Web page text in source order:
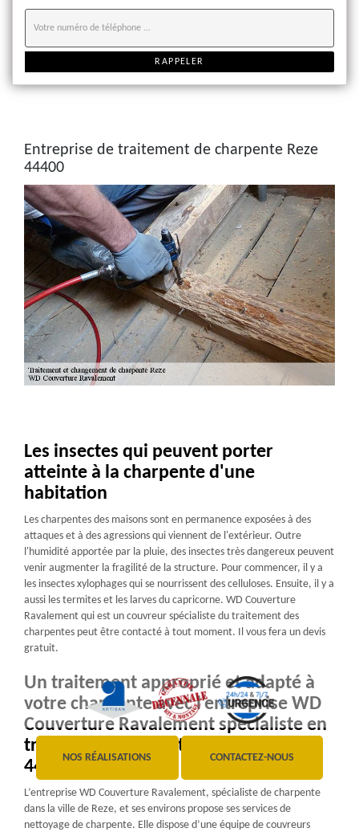
NOS RÉALISATIONS CONTACTEZ-NOUS
Entreprise de traitement de charpente Reze
44400
Les insectes qui peuvent porter
atteinte à la charpente d'une
habitation
Les charpentes des maisons sont en permanence exposées à des
attaques et à des agressions qui viennent de l'extérieur. Outre
l'humidité apportée par la pluie, des insectes très dangereux peuvent
venir augmenter la fragilité de la structure. Pour commencer, il y a
les insectes xylophages qui se nourrissent des celluloses. Ensuite, il y a
aussi les termites et les larves du capricorne. WD Couverture
Ravalement qui est un couvreur spécialiste du traitement des
charpentes peut être contacté à tout moment. Il vous fera un devis
gratuit.
Un traitement approprié et adapté à
votre charpente avec l’entreprise WD
Couverture Ravalement spécialiste en
travaux de charpente à Reze dans le
44400
L’entreprise WD Couverture Ravalement, spécialiste de charpente
dans la ville de Reze, et ses environs propose ses services de
nettoyage de charpente. Elle dispose d’une équipe de couvreurs